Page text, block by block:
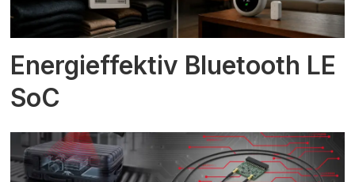
Energieffektiv Bluetooth LE
SoC